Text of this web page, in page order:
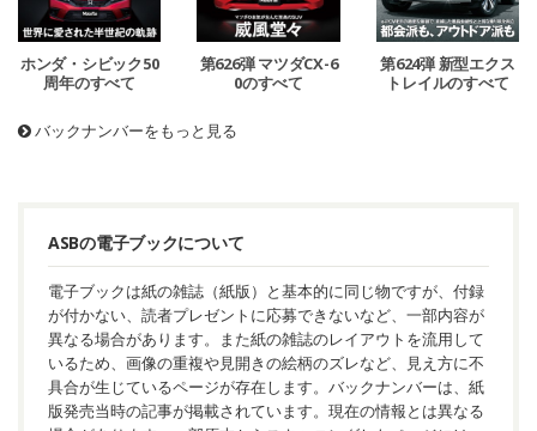
ホンダ・シビック50
周年のすべて
第626弾 マツダCX-6
0のすべて
第624弾 新型エクス
トレイルのすべて
バックナンバーをもっと見る
ASBの電子ブックについて
電子ブックは紙の雑誌（紙版）と基本的に同じ物ですが、付録
が付かない、読者プレゼントに応募できないなど、一部内容が
異なる場合があります。また紙の雑誌のレイアウトを流用して
いるため、画像の重複や見開きの絵柄のズレなど、見え方に不
具合が生じているページが存在します。バックナンバーは、紙
版発売当時の記事が掲載されています。現在の情報とは異なる